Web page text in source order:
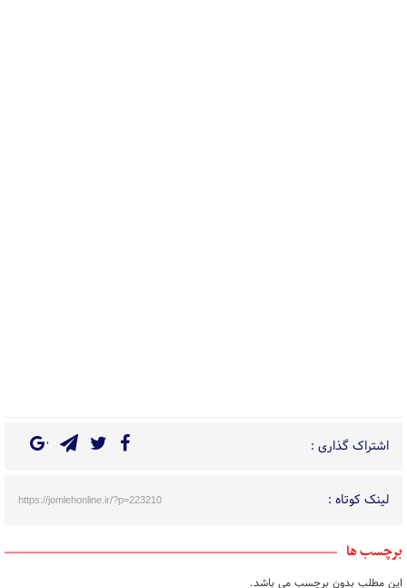
اشتراک گذاری :
لینک کوتاه : https://jomlehonline.ir/?p=223210
برچسب ها
این مطلب بدون برچسب می باشد.